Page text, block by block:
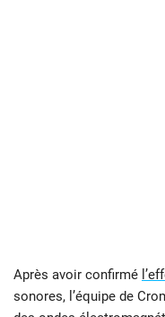
Après avoir confirmé
sonores, l’équipe de